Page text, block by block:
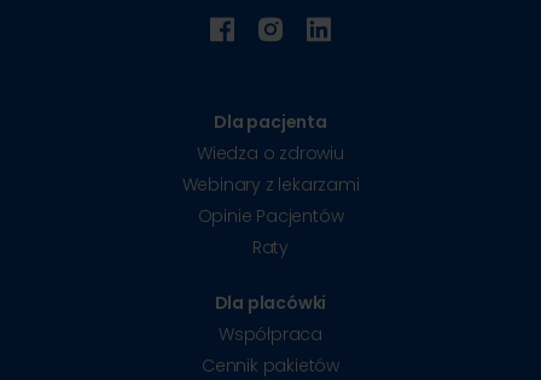
Dla pacjenta
Wiedza o zdrowiu
Webinary z lekarzami
Opinie Pacjentów
Raty
Dla placówki
Współpraca
Cennik pakietów